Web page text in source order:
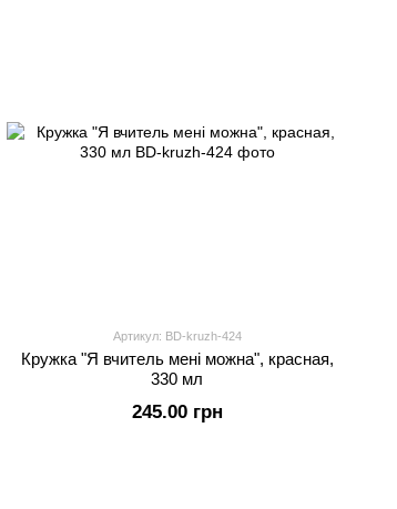
Артикул: BD-kruzh-424
Кружка "Я вчитель мені можна", красная,
330 мл
245.00 грн